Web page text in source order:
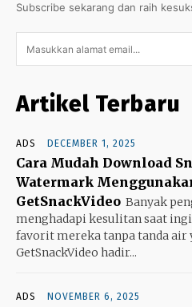
Subscribe sekarang dan raih
Artikel Terbaru
ADS DECEMBER 1, 2025
Cara Mudah Download
Watermark
GetSnackVideo Banyak
menghadapi kesulitan saat
favorit mereka tanpa tanda air
GetSnackVideo hadir...
ADS NOVEMBER 6, 2025